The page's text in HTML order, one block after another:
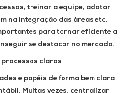
treinar a equipe, adotar
na integração das áreas etc.
para tornar eficiente a
se destacar no mercado.
processos claros
e papéis de forma bem clara
Muitas vezes, centralizar